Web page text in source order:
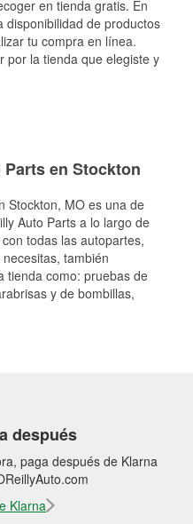
en tienda gratis. En
disponibilidad de productos
tu compra en línea.
por la tienda que elegiste y
en Stockton
Stockton, MO es una de
Auto Parts a lo largo de
todas las autopartes,
también
tienda como: pruebas de
y de bombillas,
después
paga después de Klarna
Klarna